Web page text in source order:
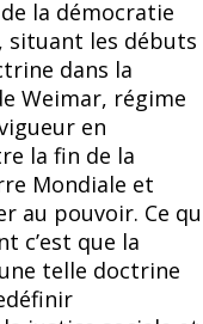
la démocratie
situant les débuts
dans la
Weimar, régime
en
la fin de la
Mondiale et
au pouvoir. Ce
c’est que la
telle doctrine